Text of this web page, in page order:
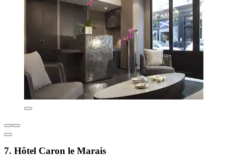
7. Hôtel Caron le Marais